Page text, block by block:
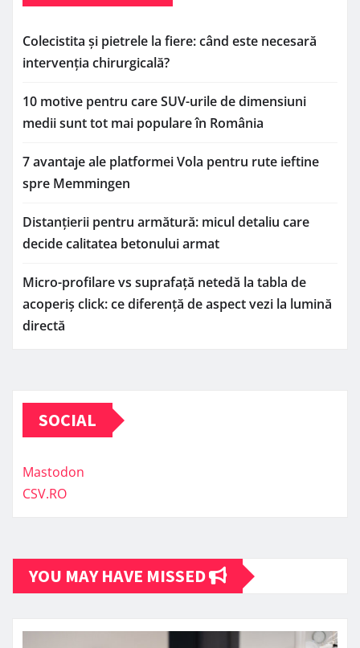
Colecistita și pietrele la fiere: când este necesară
intervenția chirurgicală?
10 motive pentru care SUV-urile de dimensiuni
medii sunt tot mai populare în România
7 avantaje ale platformei Vola pentru rute ieftine
spre Memmingen
Distanțierii pentru armătură: micul detaliu care
decide calitatea betonului armat
Micro-profilare vs suprafață netedă la tabla de
acoperiș click: ce diferență de aspect vezi la lumină
directă
SOCIAL
Mastodon
CSV.RO
YOU MAY HAVE MISSED